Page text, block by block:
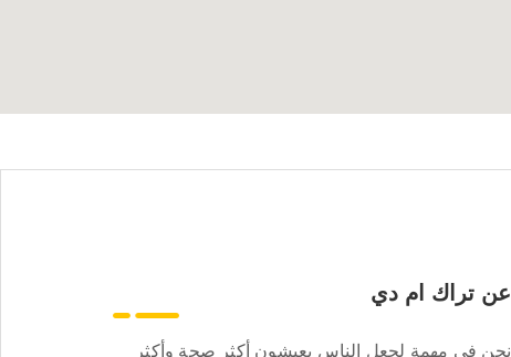
عن تراك ام دي
نحن في مهمة لجعل الناس يعيشون أكثر صحة وأكثر